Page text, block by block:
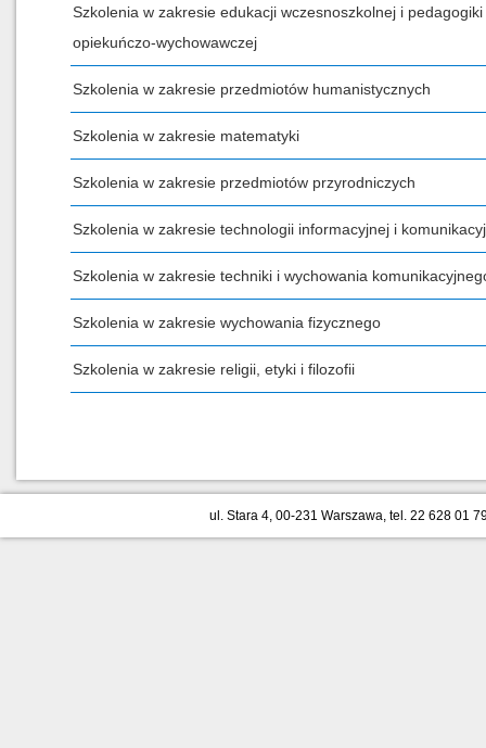
Szkolenia w zakresie edukacji wczesnoszkolnej i pedagogiki
opiekuńczo-wychowawczej
Szkolenia w zakresie przedmiotów humanistycznych
Szkolenia w zakresie matematyki
Szkolenia w zakresie przedmiotów przyrodniczych
Szkolenia w zakresie technologii informacyjnej i
Szkolenia w zakresie techniki i wychowania
Szkolenia w zakresie wychowania fizycznego
Szkolenia w zakresie religii, etyki i filozofii
ul. Stara 4, 00-231 Warszawa, tel. 22 628 01